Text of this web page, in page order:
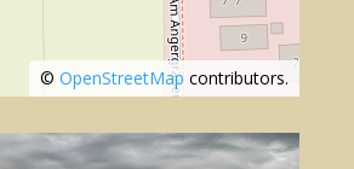
©OpenStreetMap contributors.